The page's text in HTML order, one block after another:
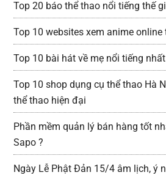
Top 20 báo thể thao nổi tiếng thế
Top 10 websites xem anime
Top 10 bài hát về mẹ nổi tiếng
Top 10 shop dụng cụ thể thao Hà
thể thao hiện đại
Phần mềm quản lý bán hàng tốt
Sapo ?
Ngày Lễ Phật Đản 15/4 âm lịch, ý